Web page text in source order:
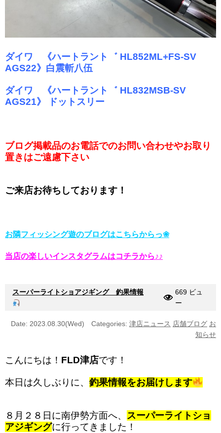
ダイワ 《ハートラント゛ HL852ML+FS-SV
AGS22》白震斬八伍
ダイワ 《ハートラント゛ HL832MSB-SV
AGS21》 ドットスリー
ブログ掲載品のお電話でのお問い合わせやお取り
置きはご遠慮下さい
ご来店お待ちしております！
お隣フィッシング遊のブログはこちらからっ❀
当店の楽しいインスタグラムはコチラから♪♪
スーパーライトショアジギング 釣果情報
669 ビュ
ー
Date: 2023.08.30(Wed) Categories: 津店ニュース 店舗ブログ お
知らせ
こんにちは！ FLD津店です！
本日は久しぶりに、 釣果情報をお届けします
８月２８日に南伊勢方面へ、 スーパーライトショ
アジギングに行ってきました！